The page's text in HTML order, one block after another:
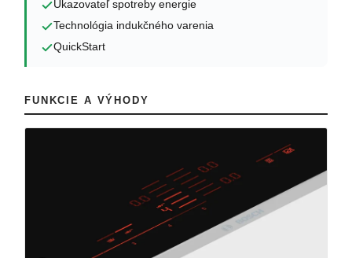
Ukazovateľ spotreby energie
Technológia indukčného varenia
QuickStart
FUNKCIE A VÝHODY